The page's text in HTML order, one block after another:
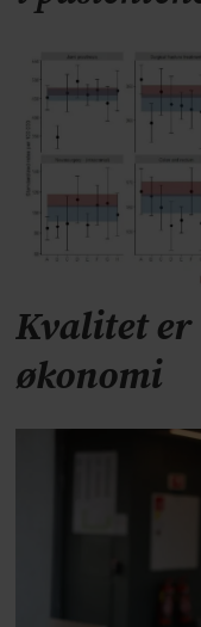
Kvalitet
økonomi